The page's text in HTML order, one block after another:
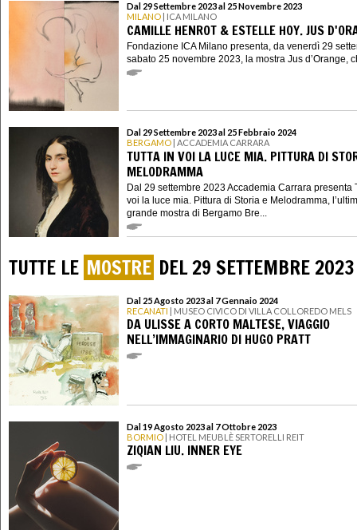
Dal 29 Settembre 2023 al 25 Novembre 2023
MILANO | ICA MILANO
CAMILLE HENROT & ESTELLE HOY. JUS
Fondazione ICA Milano presenta, da venerdì 29
sabato 25 novembre 2023, la mostra Jus d’Orange,
Dal 29 Settembre 2023 al 25 Febbraio 2024
BERGAMO | ACCADEMIA CARRARA
TUTTA IN VOI LA LUCE MIA. PITTURA DI
MELODRAMMA
Dal 29 settembre 2023 Accademia Carrara presenta
voi la luce mia. Pittura di Storia e Melodramma,
grande mostra di Bergamo Bre...
TUTTE LE MOSTRE DEL 29 SETTEMBRE 2023
Dal 25 Agosto 2023 al 7 Gennaio 2024
RECANATI | MUSEO CIVICO DI VILLA COLLOREDO MELS
DA ULISSE A CORTO MALTESE, VIAGGIO
NELL’IMMAGINARIO DI HUGO PRATT
Dal 19 Agosto 2023 al 7 Ottobre 2023
BORMIO | HOTEL MEUBLÈ SERTORELLI REIT
ZIQIAN LIU. INNER EYE